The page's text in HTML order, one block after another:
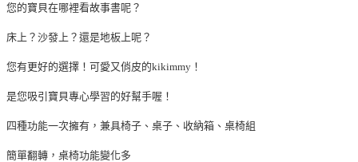
您的寶貝在哪裡看故事書呢？
床上？沙發上？還是地板上呢？
您有更好的選擇！可愛又俏皮的kikimmy！
是您吸引寶貝專心學習的好幫手喔！
四種功能一次擁有，兼具椅子、桌子、收納箱、桌椅組
簡單翻轉，桌椅功能變化多